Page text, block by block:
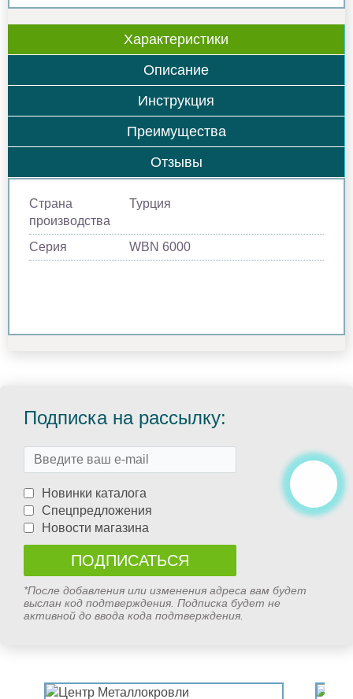
Характеристики
Описание
Инструкция
Преимущества
Отзывы
Страна
производства
Турция
Серия WBN 6000
Подписка на рассылку:
Новинки каталога
Спецпредложения
Новости магазина
*После добавления или изменения адреса вам будет
выслан код подтверждения. Подписка будет не
активной до ввода кода подтверждения.